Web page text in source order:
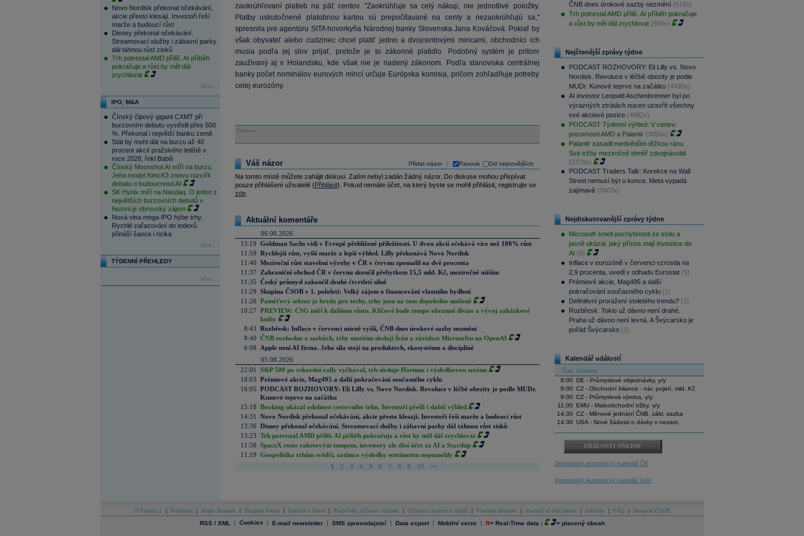
Novo Nordisk překonal očekávání,
akcie přesto klesají. Investoři řeší
marže a budoucí růst
Disney překonal očekávání.
Streamovací služby i zábavní parky
dál táhnou růst zisků
Trh potrestal AMD příliš. AI příběh
pokračuje a růst by měl dál
zrychlovat
více...
IPO, M&A
Čínský čipový gigant CXMT při
burzovním debutu vystřelil přes 500
%. Překonal i největší banku země
Stát by mohl dát na burzu až 40
procent akcií pražského letiště v
roce 2028, řekl Babiš
Čínský Moonshot AI míří na burzu.
Jeho model Kimi K3 znovu rozvířil
debatu o budoucnosti AI
SK Hynix míří na Nasdaq. O jeden z
největších burzovních debutů v
historii je obrovský zájem
Nová vlna mega IPO hýbe trhy.
Rychlé zařazování do indexů
přináší šance i rizika
více...
TÝDENNÍ PŘEHLEDY
více...
zaokrúhľovaní platieb na päť centov. "Zaokrúhľuje sa celý nákup, nie jednotlivé položky.
Platby uskutočnené platobnou kartou sú prepočítavané na centy a nezaokrúhľujú sa,"
spresnila pre agentúru SITA hovorkyňa Národnej banky Slovenska Jana Kováčová. Pokiaľ by
však obyvateľ alebo cudzinec chcel platiť jedno a dvojcentovými mincami, obchodníci ich
musia podľa jej slov prijať, pretože je to zákonné platidlo. Podobný systém je pritom
zaužívaný aj v Holandsku, kde však nie je riadený zákonom. Podľa stanoviska centrálnej
banky počet nominálov eurových mincí určuje Európska komisia, pričom zohľadňuje potreby
celej eurozóny.
Reklama
Přidat názor Pavouk Od nejnovějších
Váš názor
Na tomto místě můžete zahájit diskusi. Zatím nebyl zadán žádný názor. Do diskuse mohou přispívat
pouze přihlášení uživatelé (Přihlásit). Pokud nemáte účet, na který byste se mohli přihlásit, registrujte se
zde.
Aktuální komentáře
06.08.2026
13:19 Goldman Sachs vidí v Evropě přehlížené příležitosti. U dvou akcií očekává více než 100% růst
11:59 Rychlejší růst, vyšší marže a lepší výhled. Lilly překonává Novo Nordisk
11:40 Meziroční růst stavební výroby v ČR v červnu zpomalil na dvě procenta
11:37
Zahraniční obchod ČR v červnu skončil přebytkem 15,5 mld. Kč, meziročně nižším
11:35 Český průmysl zakončil druhé čtvrtletí silně
11:29 Skupina ČSOB v 1. pololetí: Velký zájem o financování vlastního bydlení
11:26 Paměťový sektor je brzda pro techy, trhy jsou na tom dopoledne smíšeně
10:27 PREVIEW: CSG míří k dalšímu růstu. Klíčové bude tempo obranné divize a vývoj zakázkové
knihy
8:43 Rozbřesk: Inflace v červenci mírně vyšší, ČNB dnes úrokové sazby nezmění
8:40 ČNB rozhodne o sazbách, trhy mezitím sledují Írán a závislost Microsoftu na OpenAI
6:08
Apple není AI firma. Jeho síla stojí na produktech, ekosystému a disciplíně
05.08.2026
22:01
S&P 500 po rekordní rally vyčkával, trh sleduje Hormuz i výsledkovou sezónu
18:03 Prémiové akcie, Mag495 a další pokračování současného cyklu
16:05 PODCAST ROZHOVORY: Eli Lilly vs. Novo Nordisk. Revoluce v léčbě obezity je podle MUDr.
Kunové teprve na začátku
15:18 Booking ukázal odolnost cestovního trhu. Investoři přešli i slabší výhled
14:31
Novo Nordisk překonal očekávání, akcie přesto klesají. Investoři řeší marže a budoucí růst
13:36 Disney překonal očekávání. Streamovací služby i zábavní parky dál táhnou růst zisků
13:23 Trh potrestal AMD příliš. AI příběh pokračuje a růst by měl dál zrychlovat
11:58 SpaceX roste raketovým tempem, investory ale děsí účet za AI a Starship
11:19 Geopolitika trhům svědčí, zatímco výsledky sentimentu nepomohly
1 2 3 4 5 6 7 8 9 10 >>
ČNB dnes úrokové sazby nezmění (610x)
Trh potrestal AMD příliš. AI příběh pokračuje
a růst by měl dál zrychlovat (600x)
Nejčtenější zprávy týdne
PODCAST ROZHOVORY: Eli Lilly vs. Novo
Nordisk. Revoluce v léčbě obezity je podle
MUDr. Kunové teprve na začátku (4490x)
AI investor Leopold Aschenbrenner byl po
výrazných ztrátách nucen uzavřít všechny
své akciové pozice (4482x)
PODCAST Týdenní výhled: V centru
pozornosti AMD a Palantir (3955x)
Palantir zasadil medvědům těžkou ránu.
Své tržby meziročně téměř zdvojnásobil
(3778x)
PODCAST Traders Talk: Korekce na Wall
Street nemusí být u konce. Meta vypadá
zajímavě (3403x)
Nejdiskutovanější zprávy týdne
Microsoft smetl pochybnosti ze stolu a
jasně ukázal, jaký přínos mají investice do
AI (9)
Inflace v eurozóně v červenci vzrostla na
2,9 procenta, uvedl v odhadu Eurostat (5)
Prémiové akcie, Mag495 a další
pokračování současného cyklu (1)
Definitivní proražení stoletého trendu? (1)
Rozbřesk: Tokio už dávno není drahé.
Praha už dávno není levná. A Švýcarsko je
pořád Švýcarsko (1)
Kalendář událostí
Čas Událost
8:00
DE - Průmyslové objednávky, y/y
9:00 CZ - Obchodní bilance - nár. pojetí, mld. Kč
9:00 CZ - Průmyslová výroba, y/y
11:00
EMU - Maloobchodní tržby, y/y
14:30 CZ - Měnové jednání ČNB, zákl. sazba
14:30 USA - Nové žádosti o dávky v nezam.
UDÁLOSTI ONLINE
Dlouhodobý ekonomický kalendář ČR
Dlouhodobý ekonomický kalendář Svět
O Patria.cz Reklama Mapa Stránek Skupina Patria Kariéra v Patrii Podmínky užívání stránek Ochrana osobních údajů Pravidla diskuse Investiční disclaimer Náměty FAQ Skupina ČSOB
RSS / XML | Cookies | E-mail newsletter | SMS zpravodajství | Data export | Mobilní verze | R= Real-Time data | = placený obsah